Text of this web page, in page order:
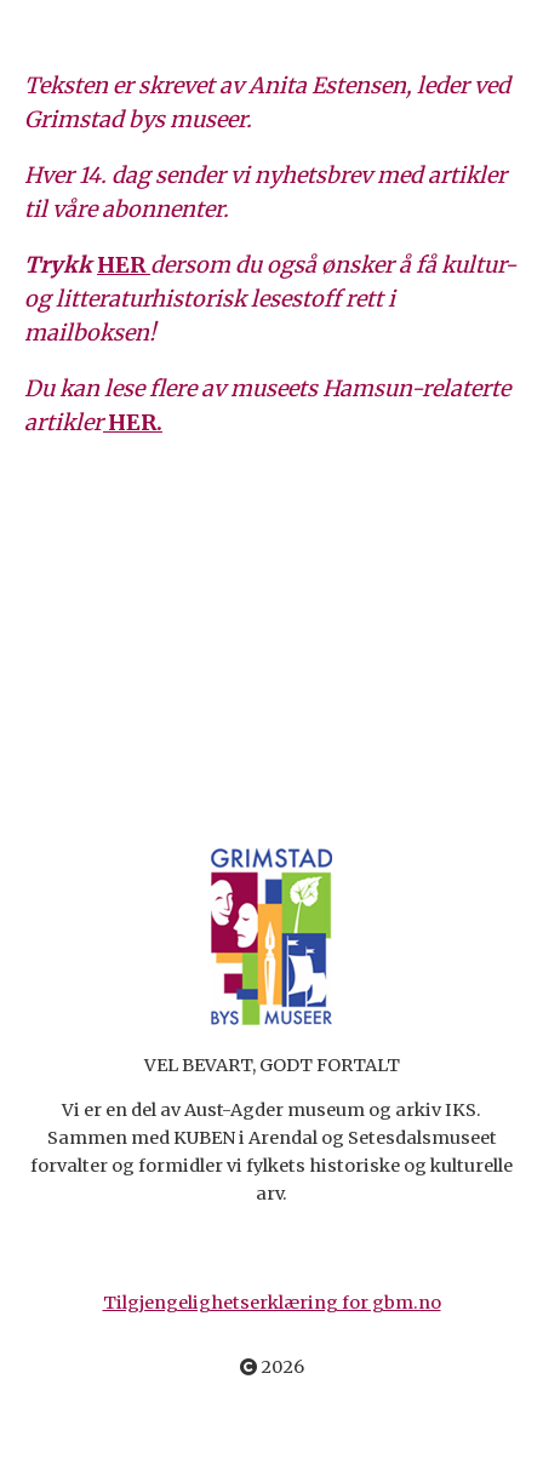
Teksten er skrevet av Anita Estensen, leder ved
Grimstad bys museer.
Hver 14. dag sender vi nyhetsbrev med artikler
til våre abonnenter.
Trykk HER dersom du også ønsker å få kultur-
og litteraturhistorisk lesestoff rett i
mailboksen!
Du kan lese flere av museets Hamsun-relaterte
artikler HER.
VEL BEVART, GODT FORTALT
Vi er en del av Aust-Agder museum og arkiv IKS.
Sammen med KUBEN i Arendal og Setesdalsmuseet
forvalter og formidler vi fylkets historiske og kulturelle
arv.
Tilgjengelighetserklæring for gbm.no
2026